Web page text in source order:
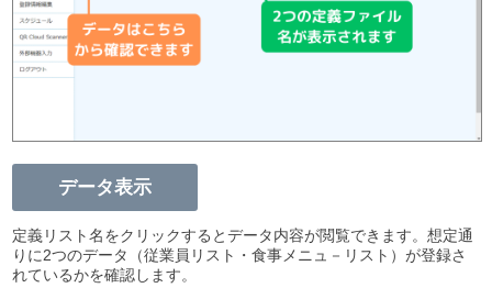
データ表示
定義リスト名をクリックするとデータ内容が閲覧できます。想定通
りに2つのデータ（従業員リスト・食事メニュ－リスト）が登録さ
れているかを確認します。